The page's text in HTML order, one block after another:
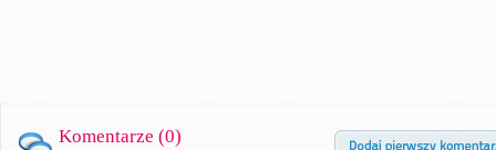
Komentarze (0)